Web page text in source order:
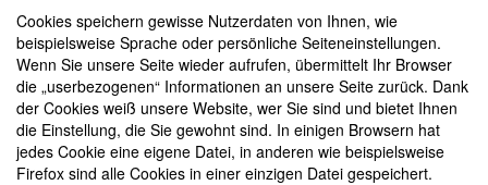
Cookies speichern gewisse Nutzerdaten von Ihnen, wie
beispielsweise Sprache oder persönliche Seiteneinstellungen.
Wenn Sie unsere Seite wieder aufrufen, übermittelt Ihr Browser
die „userbezogenen“ Informationen an unsere Seite zurück. Dank
der Cookies weiß unsere Website, wer Sie sind und bietet Ihnen
die Einstellung, die Sie gewohnt sind. In einigen Browsern hat
jedes Cookie eine eigene Datei, in anderen wie beispielsweise
Firefox sind alle Cookies in einer einzigen Datei gespeichert.